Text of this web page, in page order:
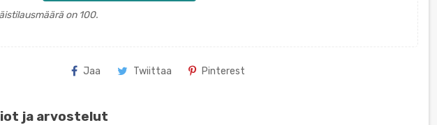
on 100.
Jaa Twiittaa Pinterest
ja arvostelut